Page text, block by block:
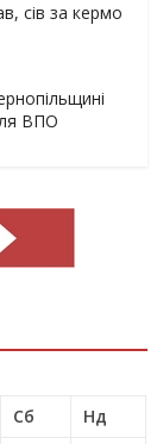
сів за кермо
ВПО
Сб
Нд